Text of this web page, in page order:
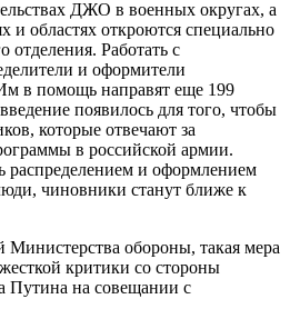
ДЖО в военных округах, а
и областях откроются специально
отделения. Работать с
и оформители
в помощь направят еще 199
появилось для того, чтобы
которые отвечают за
в российской армии.
распределением и оформлением
чиновники станут ближе к
Министерства обороны, такая мера
критики со стороны
Путина на совещании с